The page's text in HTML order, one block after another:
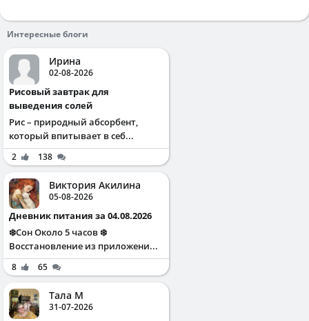
Интересные блоги
Ирина
02-08-2026
Рисовый завтрак для
выведения солей
Рис – природный абсорбент,
который впитывает в себ...
2 138
Виктория Акилина
05-08-2026
Дневник питания за 04.08.2026
❄️Сон Около 5 часов ❄️
Восстановление из приложени...
8 65
Тала М
31-07-2026